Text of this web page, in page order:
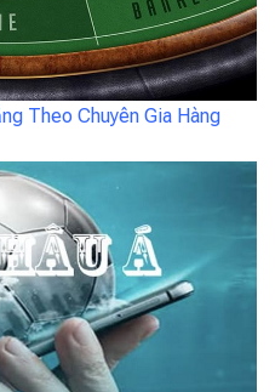
Theo Chuyên Gia Hàng